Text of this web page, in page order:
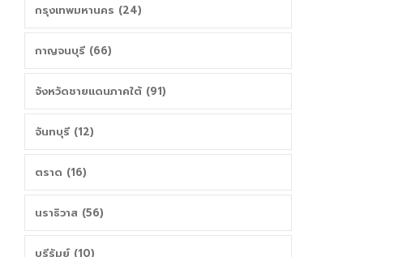
กรุงเทพมหานคร (24)
กาญจนบุรี (66)
จังหวัดชายแดนภาคใต้ (91)
จันทบุรี (12)
ตราด (16)
นราธิวาส (56)
บุรีรัมย์ (10)